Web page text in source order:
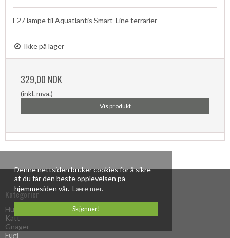
Denne nettsiden bruker cookies for å sikre
at du får den beste opplevelsen på
hjemmesiden vår. Lære mer.
Skjønner!
E27 lampe til Aquatlantis Smart-Line terrarier
Ikke på lager
329,00 NOK
(inkl. mva.)
Vis produkt
Kategorier
Hund
Katt
Gnager
Fugl